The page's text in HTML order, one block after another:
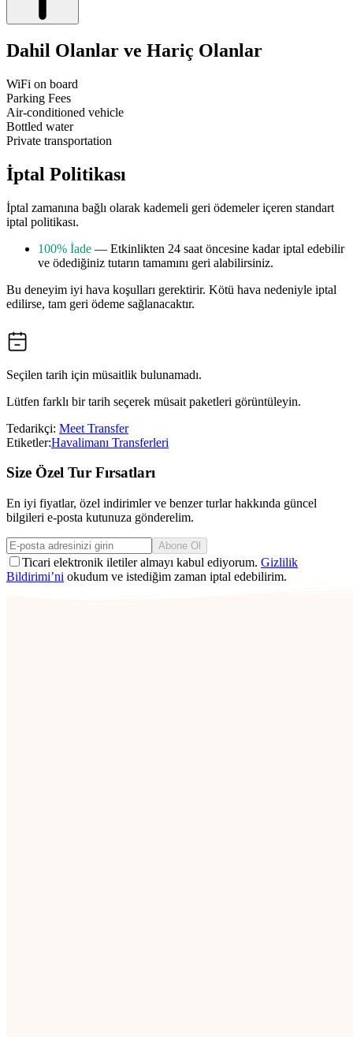
Dahil Olanlar ve Hariç Olanlar
WiFi on board
Parking Fees
Air-conditioned vehicle
Bottled water
Private transportation
İptal Politikası
İptal zamanına bağlı olarak kademeli geri ödemeler içeren standart
iptal politikası.
100% İade — Etkinlikten 24 saat öncesine kadar iptal edebilir
ve ödediğiniz tutarın tamamını geri alabilirsiniz.
Bu deneyim iyi hava koşulları gerektirir. Kötü hava nedeniyle iptal
edilirse, tam geri ödeme sağlanacaktır.
Seçilen tarih için müsaitlik bulunamadı.
Lütfen farklı bir tarih seçerek müsait paketleri görüntüleyin.
Tedarikçi: Meet Transfer
Etiketler:Havalimanı Transferleri
Size Özel Tur Fırsatları
En iyi fiyatlar, özel indirimler ve benzer turlar hakkında güncel
bilgileri e-posta kutunuza gönderelim.
Abone Ol
Ticari elektronik iletiler almayı kabul ediyorum. Gizlilik
Bildirimi’ni okudum ve istediğim zaman iptal edebilirim.